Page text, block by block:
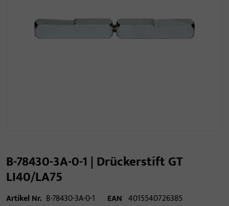
B-78430-3A-0-1 | Drückerstift GT
LI40/LA75
Artikel Nr. B-78430-3A-0-1 EAN 4015540726385